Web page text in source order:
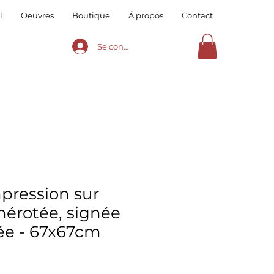
Oeuvres Boutique Á propos Contact
Se connecter
sur
signée
- 67x67cm